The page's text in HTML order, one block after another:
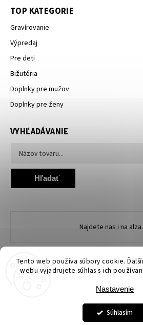
Tento web používa súbory cookie.
webu vyjadrujete súhlas s ich
Nastavenie
Súhlasím
TOP KATEGORIE
Gravírovanie
Výpredaj
Pre deti
Bižutéria
Doplnky pre mužov
Doplnky pre ženy
VYHĽADÁVANIE
Hľadať
Najdete nas i na
Upraviť nastavenie
Grafický návrh vytvořil a